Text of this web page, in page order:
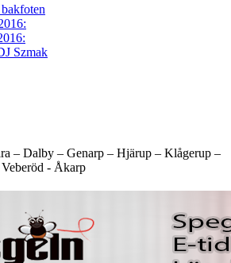
Szmak
– Dalby – Genarp – Hjärup – Klågerup –
Veberöd - Åkarp